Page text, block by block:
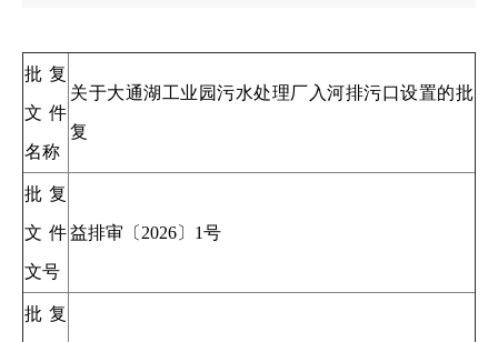
批复
文件
名称
关于大通湖工业园污水处理厂入河排污口设置的批
复
批复
文件
文号
益排审〔2026〕1号
批复